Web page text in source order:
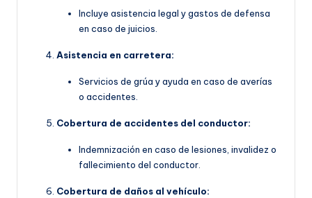
Incluye asistencia legal y gastos de defensa
en caso de juicios.
Asistencia en carretera:
Servicios de grúa y ayuda en caso de averías
o accidentes.
Cobertura de accidentes del conductor:
Indemnización en caso de lesiones, invalidez o
fallecimiento del conductor.
Cobertura de daños al vehículo: